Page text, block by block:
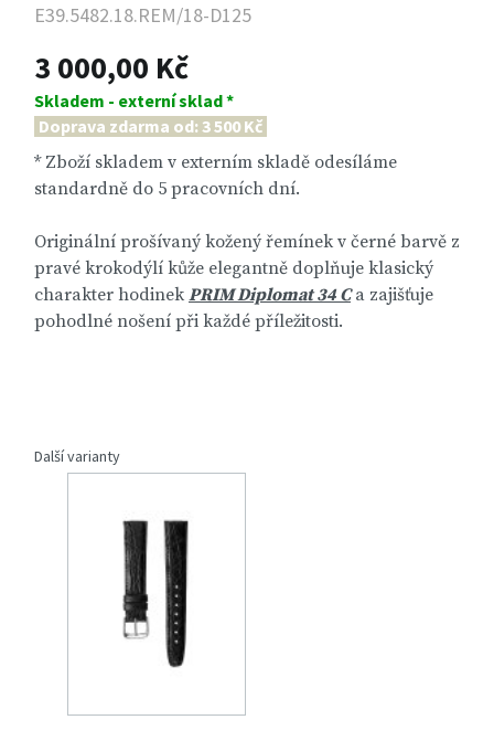
E39.5482.18.REM/18-D125
3 000,00 Kč
Skladem - externí sklad *
Doprava zdarma od: 3 500 Kč
* Zboží skladem v externím skladě odesíláme
standardně do 5 pracovních dní.
Originální prošívaný kožený řemínek v černé barvě z
pravé krokodýlí kůže elegantně doplňuje klasický
charakter hodinek PRIM Diplomat 34 Ca zajišťuje
pohodlné nošení při každé příležitosti.
Další varianty